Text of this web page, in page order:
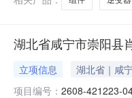
湖北省咸宁市崇阳县
立项信息 湖北省｜咸
项目编号： 2608-421223-